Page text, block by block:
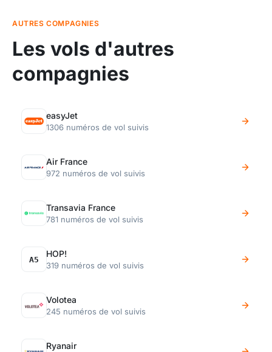
AUTRES COMPAGNIES
Les vols d'autres
compagnies
easyJet
1306 numéros de vol suivis
Air France
972 numéros de vol suivis
Transavia France
781 numéros de vol suivis
A5
HOP!
319 numéros de vol suivis
Volotea
245 numéros de vol suivis
Ryanair